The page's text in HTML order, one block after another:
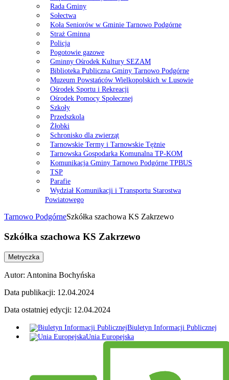
Rada Gminy
Sołectwa
Koła Seniorów w Gminie Tarnowo Podgórne
Straż Gminna
Policja
Pogotowie gazowe
Gminny Ośrodek Kultury SEZAM
Biblioteka Publiczna Gminy Tarnowo Podgórne
Muzeum Powstańców Wielkopolskich w Lusowie
Ośrodek Sportu i Rekreacji
Ośrodek Pomocy Społecznej
Szkoły
Przedszkola
Żłobki
Schronisko dla zwierząt
Tarnowskie Termy i Tarnowskie Tężnie
Tarnowska Gospodarka Komunalna TP-KOM
Komunikacja Gminy Tarnowo Podgórne TPBUS
TSP
Parafie
Wydział Komunikacji i Transportu Starostwa
Powiatowego
Tarnowo PodgórneSzkółka szachowa KS Zakrzewo
Szkółka szachowa KS Zakrzewo
Metryczka
Autor: Antonina Bochyńska
Data publikacji: 12.04.2024
Data ostatniej edycji: 12.04.2024
Biuletyn Informacji Publicznej
Unia Europejska